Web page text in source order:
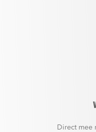
Direct mee